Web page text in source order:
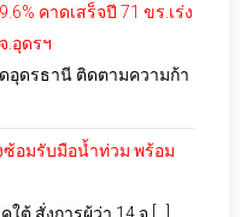
คาดเสร็จปี 71 ขร.เร่ง
.อุดรฯ
อุดรธานี ติดตามความก้า
ซ้อมรับมือน้ำท่วม พร้อม